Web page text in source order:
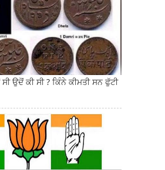
ਉਦੋਂ ਕੀ ਸੀ ? ਕਿੰਨੇ ਕੀਮਤੀ ਸਨ ਫੁੱਟੀ